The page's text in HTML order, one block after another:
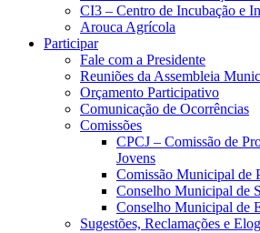
CI3 – Centro de Incubação e
Arouca Agrícola
Participar
Fale com a Presidente
Reuniões da Assembleia
Orçamento Participativo
Comunicação de Ocorrências
Comissões
CPCJ – Comissão de
Jovens
Comissão Municipal de
Conselho Municipal de
Conselho Municipal de
Sugestões, Reclamações e